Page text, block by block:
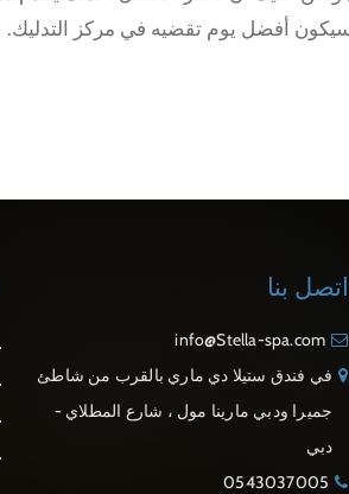
اتصل بنا
info@Stella-spa.com
في فندق ستيلا دي ماري بالقرب من شاطئ
جميرا ودبي مارينا مول ، شارع المطلاي -
دبي
0543037005